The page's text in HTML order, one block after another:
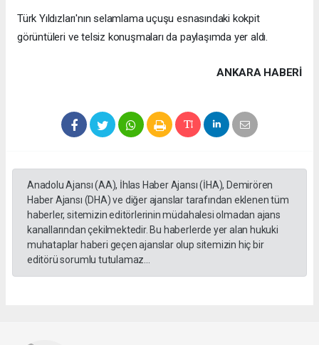
Türk Yıldızları'nın selamlama uçuşu esnasındaki kokpit
görüntüleri ve telsiz konuşmaları da paylaşımda yer aldı.
ANKARA HABERİ
Anadolu Ajansı (AA), İhlas Haber Ajansı (İHA), Demirören
Haber Ajansı (DHA) ve diğer ajanslar tarafından eklenen tüm
haberler, sitemizin editörlerinin müdahalesi olmadan ajans
kanallarından çekilmektedir. Bu haberlerde yer alan hukuki
muhataplar haberi geçen ajanslar olup sitemizin hiç bir
editörü sorumlu tutulamaz...